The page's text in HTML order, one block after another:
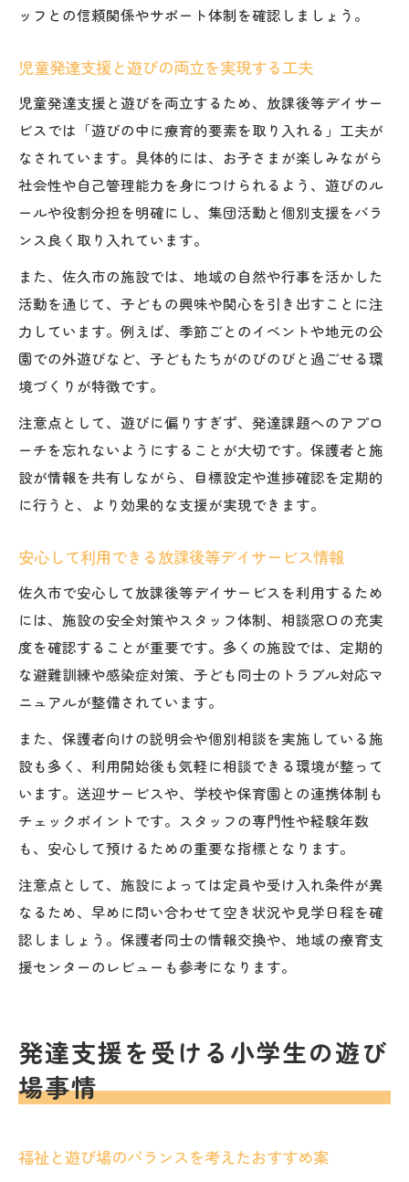
ッフとの信頼関係やサポート体制を確認しましょう。
児童発達支援と遊びの両立を実現する工夫
児童発達支援と遊びを両立するため、放課後等デイサー
ビスでは「遊びの中に療育的要素を取り入れる」工夫が
なされています。具体的には、お子さまが楽しみながら
社会性や自己管理能力を身につけられるよう、遊びのル
ールや役割分担を明確にし、集団活動と個別支援をバラ
ンス良く取り入れています。
また、佐久市の施設では、地域の自然や行事を活かした
活動を通じて、子どもの興味や関心を引き出すことに注
力しています。例えば、季節ごとのイベントや地元の公
園での外遊びなど、子どもたちがのびのびと過ごせる環
境づくりが特徴です。
注意点として、遊びに偏りすぎず、発達課題へのアプロ
ーチを忘れないようにすることが大切です。保護者と施
設が情報を共有しながら、目標設定や進捗確認を定期的
に行うと、より効果的な支援が実現できます。
安心して利用できる放課後等デイサービス情報
佐久市で安心して放課後等デイサービスを利用するため
には、施設の安全対策やスタッフ体制、相談窓口の充実
度を確認することが重要です。多くの施設では、定期的
な避難訓練や感染症対策、子ども同士のトラブル対応マ
ニュアルが整備されています。
また、保護者向けの説明会や個別相談を実施している施
設も多く、利用開始後も気軽に相談できる環境が整って
います。送迎サービスや、学校や保育園との連携体制も
チェックポイントです。スタッフの専門性や経験年数
も、安心して預けるための重要な指標となります。
注意点として、施設によっては定員や受け入れ条件が異
なるため、早めに問い合わせて空き状況や見学日程を確
認しましょう。保護者同士の情報交換や、地域の療育支
援センターのレビューも参考になります。
発達支援を受ける小学生の遊び
場事情
福祉と遊び場のバランスを考えたおすすめ案